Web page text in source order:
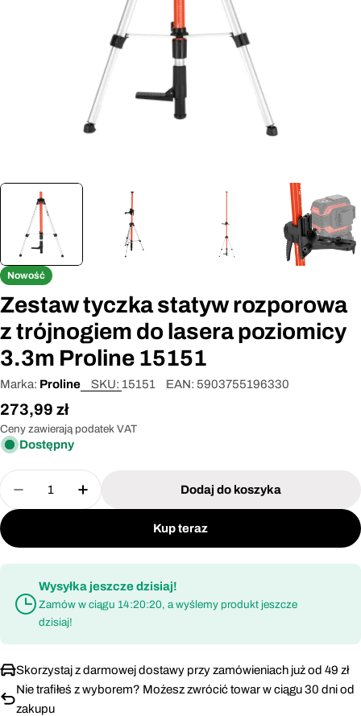
Nowość
Zestaw tyczka statyw rozporowa
z trójnogiem do lasera poziomicy
3.3m Proline 15151
Marka: Proline SKU: 15151 EAN: 5903755196330
Cena
regularna
273,99 zł
Ceny zawierają podatek VAT
Dostępny
Ilość
Zmniejsz ilość dla Zestaw tyczka statyw
Zwiększ ilość dla Zestaw tyczka
Dodaj do koszyka
Kup teraz
Wysyłka jeszcze dzisiaj!
Zamów w ciągu 14:20:20, a wyślemy produkt jeszcze
dzisiaj!
Skorzystaj z darmowej dostawy przy zamówieniach już od 49 zł
Nie trafiłeś z wyborem? Możesz zwrócić towar w ciągu 30 dni od
zakupu